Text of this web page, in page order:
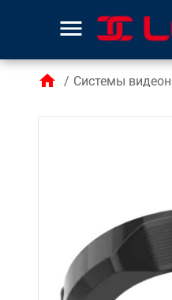
menu
home / Системы